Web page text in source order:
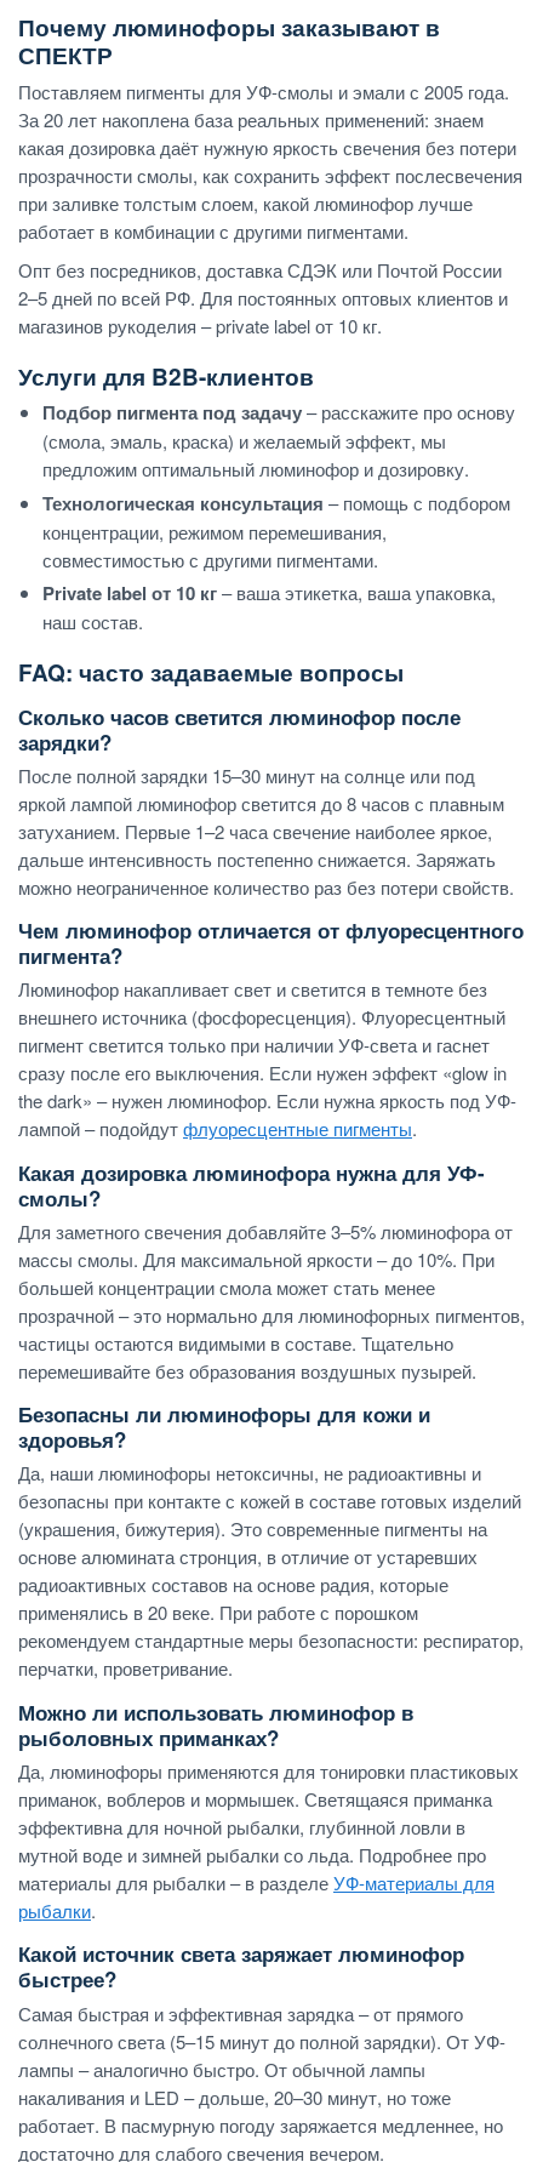
Почему люминофоры заказывают в
СПЕКТР
Поставляем пигменты для УФ-смолы и эмали с 2005 года.
За 20 лет накоплена база реальных применений: знаем
какая дозировка даёт нужную яркость свечения без потери
прозрачности смолы, как сохранить эффект послесвечения
при заливке толстым слоем, какой люминофор лучше
работает в комбинации с другими пигментами.
Опт без посредников, доставка СДЭК или Почтой России
2–5 дней по всей РФ. Для постоянных оптовых клиентов и
магазинов рукоделия – private label от 10 кг.
Услуги для B2B-клиентов
Подбор пигмента под задачу– расскажите про основу
(смола, эмаль, краска) и желаемый эффект, мы
предложим оптимальный люминофор и дозировку.
Технологическая консультация – помощь с подбором
концентрации, режимом перемешивания,
совместимостью с другими пигментами.
Private label от 10 кг– ваша этикетка, ваша упаковка,
наш состав.
FAQ: часто задаваемые вопросы
Сколько часов светится люминофор после
зарядки?
После полной зарядки 15–30 минут на солнце или под
яркой лампой люминофор светится до 8 часов с плавным
затуханием. Первые 1–2 часа свечение наиболее яркое,
дальше интенсивность постепенно снижается. Заряжать
можно неограниченное количество раз без потери свойств.
Чем люминофор отличается от флуоресцентного
пигмента?
Люминофор накапливает свет и светится в темноте без
внешнего источника (фосфоресценция). Флуоресцентный
пигмент светится только при наличии УФ-света и гаснет
сразу после его выключения. Если нужен эффект «glow in
the dark» – нужен люминофор. Если нужна яркость под УФ-
лампой – подойдутфлуоресцентные пигменты.
Какая дозировка люминофора нужна для УФ-
смолы?
Для заметного свечения добавляйте 3–5% люминофора от
массы смолы. Для максимальной яркости – до 10%. При
большей концентрации смола может стать менее
прозрачной – это нормально для люминофорных пигментов,
частицы остаются видимыми в составе. Тщательно
перемешивайте без образования воздушных пузырей.
Безопасны ли люминофоры для кожи и
здоровья?
Да, наши люминофоры нетоксичны, не радиоактивны и
безопасны при контакте с кожей в составе готовых изделий
(украшения, бижутерия). Это современные пигменты на
основе алюмината стронция, в отличие от устаревших
радиоактивных составов на основе радия, которые
применялись в 20 веке. При работе с порошком
рекомендуем стандартные меры безопасности: респиратор,
перчатки, проветривание.
Можно ли использовать люминофор в
рыболовных приманках?
Да, люминофоры применяются для тонировки пластиковых
приманок, воблеров и мормышек. Светящаяся приманка
эффективна для ночной рыбалки, глубинной ловли в
мутной воде и зимней рыбалки со льда. Подробнее про
материалы для рыбалки – в разделеУФ-материалы для
рыбалки.
Какой источник света заряжает люминофор
быстрее?
Самая быстрая и эффективная зарядка – от прямого
солнечного света (5–15 минут до полной зарядки). От УФ-
лампы – аналогично быстро. От обычной лампы
накаливания и LED – дольше, 20–30 минут, но тоже
работает. В пасмурную погоду заряжается медленнее, но
достаточно для слабого свечения вечером.